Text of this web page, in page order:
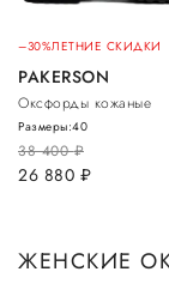
–30%ЛЕТНИЕ СКИДКИ
PAKERSON
Оксфорды кожаные
38 400руб.
26 880 руб.
Размеры:40
ЖЕНСКИЕ